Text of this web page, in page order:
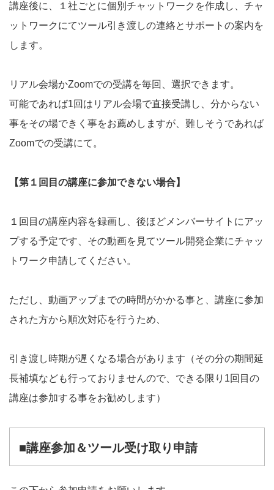
講座後に、１社ごとに個別チャットワークを作成し、チャ
ットワークにてツール引き渡しの連絡とサポートの案内を
します。
リアル会場かZoomでの受講を毎回、選択できます。
可能であれば1回はリアル会場で直接受講し、分からない
事をその場できく事をお薦めしますが、難しそうであれば
Zoomでの受講にて。
【第１回目の講座に参加できない場合】
１回目の講座内容を録画し、後ほどメンバーサイトにアッ
プする予定です、その動画を見てツール開発企業にチャッ
トワーク申請してください。
ただし、動画アップまでの時間がかかる事と、講座に参加
された方から順次対応を行うため、
引き渡し時期が遅くなる場合があります（その分の期間延
長補填なども行っておりませんので、できる限り1回目の
講座は参加する事をお勧めします）
■講座参加＆ツール受け取り申請